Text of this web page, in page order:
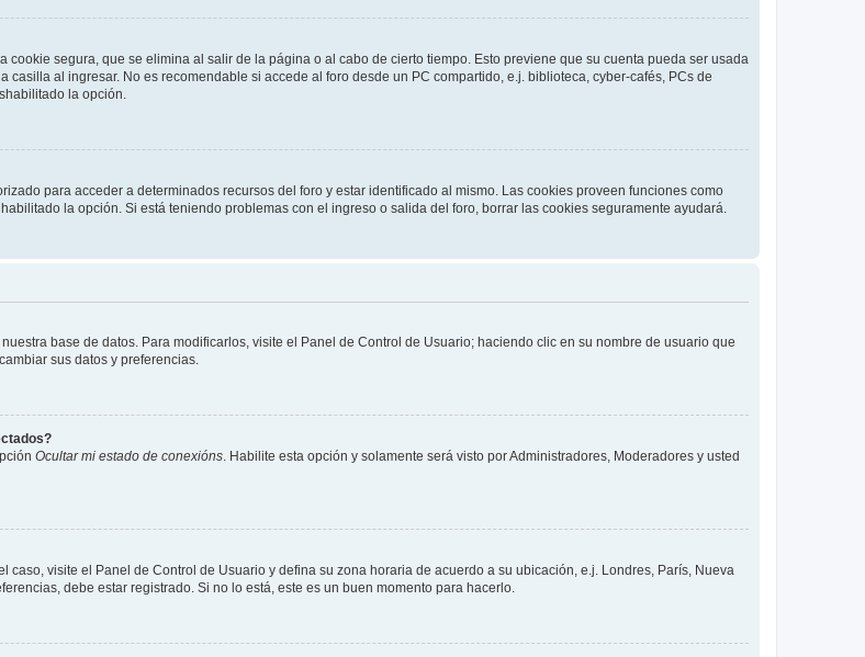
segura, que se elimina al salir de la página o al cabo de cierto tiempo. Esto previene que su cuenta pueda ser usada
al ingresar. No es recomendable si accede al foro desde un PC compartido, e.j. biblioteca, cyber-cafés, PCs de
la opción.
para acceder a determinados recursos del foro y estar identificado al mismo. Las cookies proveen funciones como
la opción. Si está teniendo problemas con el ingreso o salida del foro, borrar las cookies seguramente ayudará.
base de datos. Para modificarlos, visite el Panel de Control de Usuario; haciendo clic en su nombre de usuario que
sus datos y preferencias.
Ocultar mi estado de conexións . Habilite esta opción y solamente será visto por Administradores, Moderadores y usted
visite el Panel de Control de Usuario y defina su zona horaria de acuerdo a su ubicación, e.j. Londres, París, Nueva
debe estar registrado. Si no lo está, este es un buen momento para hacerlo.